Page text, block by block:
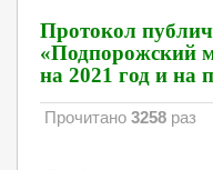
Протокол
«Подпорожский
на 2021 год и на
Прочитано 3258 раз